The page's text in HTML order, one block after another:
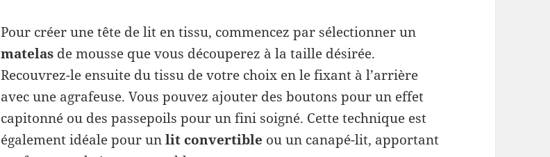
Pour créer une tête de lit en tissu, commencez par sélectionner un
matelas de mousse que vous découperez à la taille désirée.
Recouvrez-le ensuite du tissu de votre choix en le fixant à l’arrière
avec une agrafeuse. Vous pouvez ajouter des boutons pour un effet
capitonné ou des passepoils pour un fini soigné. Cette technique est
également idéale pour unlit convertible ou un canapé-lit, apportant